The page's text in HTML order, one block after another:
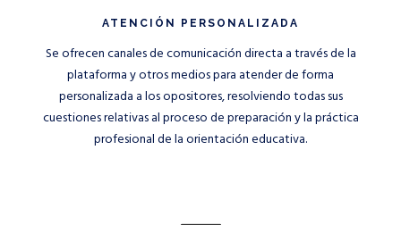
ATENCIÓN PERSONALIZADA
Se ofrecen canales de comunicación directa a través de la
plataforma y otros medios para atender de forma
personalizada a los opositores, resolviendo todas sus
cuestiones relativas al proceso de preparación y la práctica
profesional de la orientación educativa.